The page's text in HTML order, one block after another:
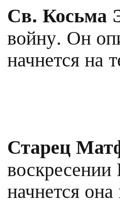
Св. Косьма
войну. Он
начнется на
Старец
воскресении
начнется